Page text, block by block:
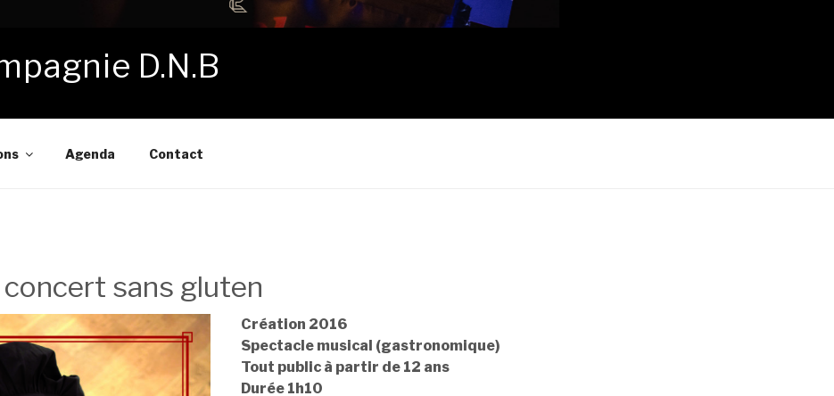
D.N.B
Agenda Contact
concert sans gluten
Création 2016
Spectacle musical (gastronomique)
Tout public à partir de 12 ans
Durée 1h10